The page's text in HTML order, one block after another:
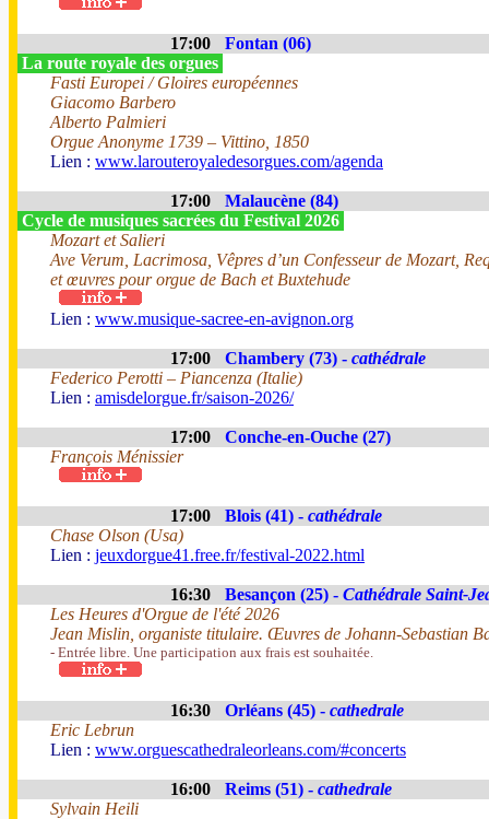
17:00
Fontan (06)
La route royale des orgues
Fasti Europei / Gloires européennes
Giacomo Barbero
Alberto Palmieri
Orgue Anonyme 1739 – Vittino, 1850
Lien : www.larouteroyaledesorgues.com/agenda
17:00
Malaucène (84)
Cycle de musiques sacrées du Festival 2026
Mozart et Salieri
Ave Verum, Lacrimosa, Vêpres d’un Confesseur de Mozart,
et œuvres pour orgue de Bach et Buxtehude
Lien : www.musique-sacree-en-avignon.org
17:00 Chambery (73) - cathédrale
Federico Perotti – Piancenza (Italie)
Lien : amisdelorgue.fr/saison-2026/
17:00
Conche-en-Ouche (27)
François Ménissier
17:00 Blois (41) - cathédrale
Chase Olson (Usa)
Lien : jeuxdorgue41.free.fr/festival-2022.html
16:30 Besançon (25) - Cathédrale Saint-
Les Heures d'Orgue de l'été 2026
Jean Mislin, organiste titulaire. Œuvres de Johann-Sebastian
- Entrée libre. Une participation aux frais est souhaitée.
16:30 Orléans (45) - cathedrale
Eric Lebrun
Lien : www.orguescathedraleorleans.com/#concerts
16:00 Reims (51) - cathedrale
Sylvain Heili